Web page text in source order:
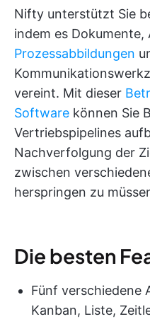
Nifty unterstützt Sie
indem es Dokumente,
Prozessabbildungen
vereint. Mit dieser
Software können Sie
Vertriebspipelines
Nachverfolgung der
zwischen
herspringen zu
Die besten
Fünf verschiedene
Kanban, Liste,